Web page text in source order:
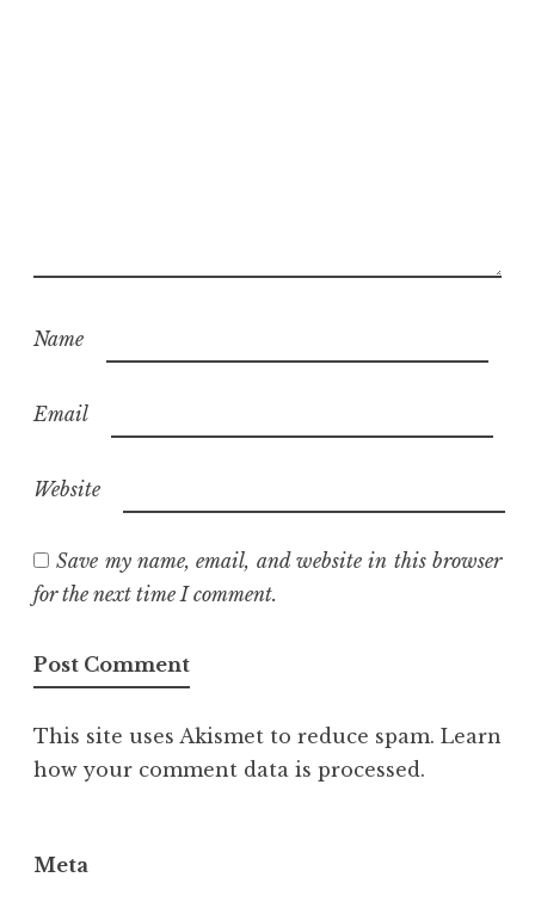
Name
Email
Website
Save my name, email, and website in this browser
for the next time I comment.
This site uses Akismet to reduce spam. Learn
how your comment data is processed.
Meta